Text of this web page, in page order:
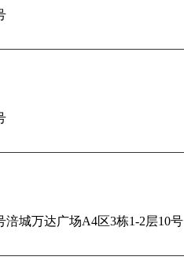
城万达广场A4区3栋1-2层10号